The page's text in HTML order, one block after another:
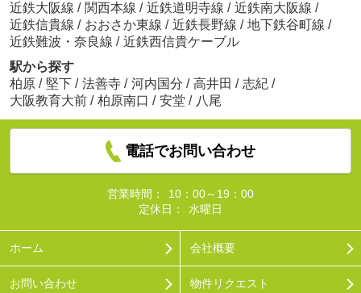
近鉄大阪線 / 関西本線 / 近鉄道明寺線 / 近鉄南大阪線 /
近鉄信貴線 / おおさか東線 / 近鉄長野線 / 地下鉄谷町線 /
近鉄難波・奈良線 / 近鉄西信貴ケーブル
駅から探す
柏原 / 堅下 / 法善寺 / 河内国分 / 高井田 / 志紀 /
大阪教育大前 / 柏原南口 / 安堂 / 八尾
電話でお問い合わせ
営業時間：
10：00～19：00
定休日：
水曜日
ホーム 会社概要
お問い合わせ 物件リクエスト